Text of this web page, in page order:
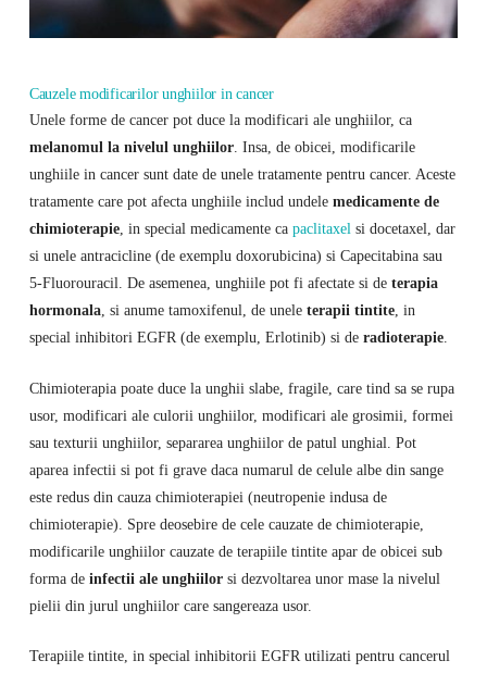
Cauzele modificarilor unghiilor in cancer
Unele forme de cancer pot duce la modificari ale unghiilor, ca
melanomul la nivelul unghiilor. Insa, de obicei, modificarile
unghiile in cancer sunt date de unele tratamente pentru cancer. Aceste
tratamente care pot afecta unghiile includ undele medicamente de
chimioterapie, in special medicamente ca paclitaxel si docetaxel, dar
si unele antracicline (de exemplu doxorubicina) si Capecitabina sau
5-Fluorouracil. De asemenea, unghiile pot fi afectate si de terapia
hormonala, si anume tamoxifenul, de uneleterapii tintite, in
special inhibitori EGFR (de exemplu, Erlotinib) si de radioterapie.
Chimioterapia poate duce la unghii slabe, fragile, care tind sa se rupa
usor, modificari ale culorii unghiilor, modificari ale grosimii, formei
sau texturii unghiilor, separarea unghiilor de patul unghial. Pot
aparea infectii si pot fi grave daca numarul de celule albe din sange
este redus din cauza chimioterapiei (neutropenie indusa de
chimioterapie). Spre deosebire de cele cauzate de chimioterapie,
modificarile unghiilor cauzate de terapiile tintite apar de obicei sub
forma de infectii ale unghiilorsi dezvoltarea unor mase la nivelul
pielii din jurul unghiilor care sangereaza usor.
Terapiile tintite, in special inhibitorii EGFR utilizati pentru cancerul